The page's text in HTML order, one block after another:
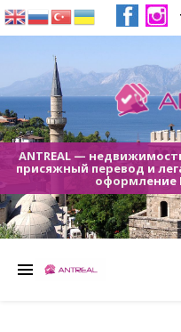
ANTREAL —
присяжный перевод и
оформление